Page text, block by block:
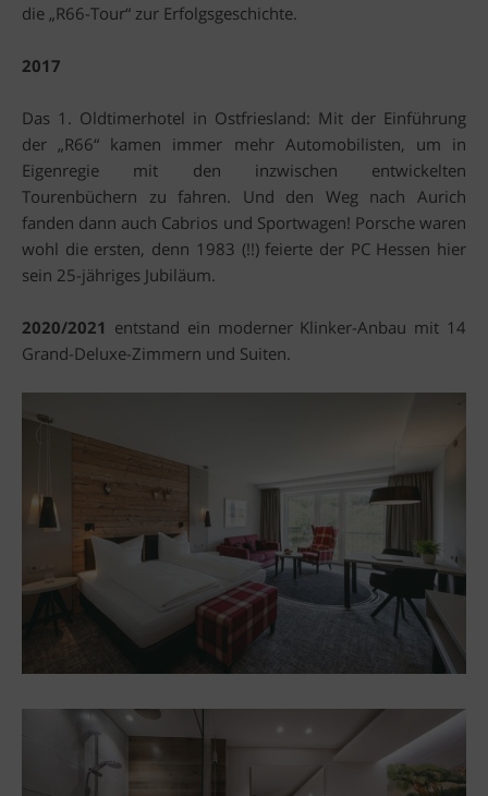
die „R66-Tour“ zur Erfolgsgeschichte.
2017
Das 1. Oldtimerhotel in Ostfriesland: Mit der Einführung
der „R66“ kamen immer mehr Automobilisten, um in
Eigenregie mit den inzwischen entwickelten
Tourenbüchern zu fahren. Und den Weg nach Aurich
fanden dann auch Cabrios und Sportwagen! Porsche waren
wohl die ersten, denn 1983 (!!) feierte der PC Hessen hier
sein 25-jähriges Jubiläum.
2020/2021 entstand ein moderner Klinker-Anbau mit 14
Grand-Deluxe-Zimmern und Suiten.